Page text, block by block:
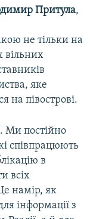
Притула,
не тільки на
вільних
яке
на півострові.
Ми постійно
співпрацюють
в
всіх
намір, як
інформації з